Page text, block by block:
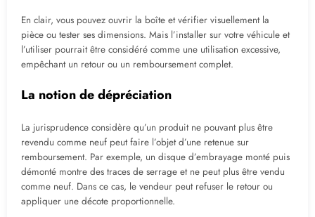
En clair, vous pouvez ouvrir la boîte et vérifier visuellement la
pièce ou tester ses dimensions. Mais l’installer sur votre véhicule et
l’utiliser pourrait être considéré comme une utilisation excessive,
empêchant un retour ou un remboursement complet.
La notion de dépréciation
La jurisprudence considère qu’un produit ne pouvant plus être
revendu comme neuf peut faire l’objet d’une retenue sur
remboursement. Par exemple, un disque d’embrayage monté puis
démonté montre des traces de serrage et ne peut plus être vendu
comme neuf. Dans ce cas, le vendeur peut refuser le retour ou
appliquer une décote proportionnelle.